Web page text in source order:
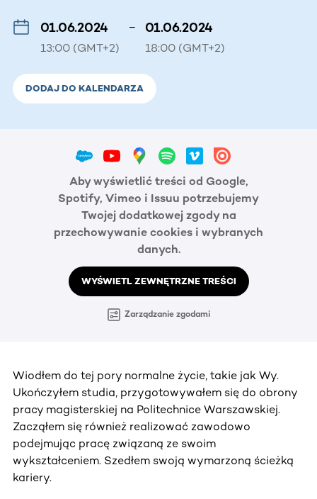
01.06.2024
13:00 (GMT+2)
– 01.06.2024
18:00 (GMT+2)
DODAJ DO KALENDARZA
Aby wyświetlić treści od Google,
Spotify, Vimeo i Issuu potrzebujemy
Twojej dodatkowej zgody na
przechowywanie cookies i wybranych
danych.
WYŚWIETL ZEWNĘTRZNE TREŚCI
Zarządzanie zgodami
Wiodłem do tej pory normalne życie, takie jak Wy.
Ukończyłem studia, przygotowywałem się do obrony
pracy magisterskiej na Politechnice Warszawskiej.
Zacząłem się również realizować zawodowo
podejmując pracę związaną ze swoim
wykształceniem. Szedłem swoją wymarzoną ścieżką
kariery.